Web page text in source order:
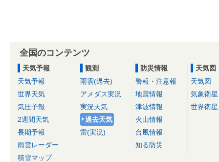
全国のコンテンツ
天気予報
天気予報
世界天気
気圧予報
2週間天気
長期予報
雨雲レーダー
積雪マップ
観測
雨雲(過去)
アメダス実況
実況天気
過去天気
雷(実況)
防災情報
警報・注意報
地震情報
津波情報
火山情報
台風情報
知る防災
天気図
天気図
気象衛星
世界衛星